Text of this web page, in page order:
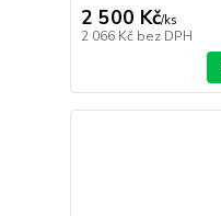
2 500 Kč/ks
2 066 Kč bez DPH